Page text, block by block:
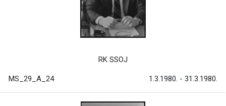
RK SSOJ
MS_29_A_24 1.3.1980. - 31.3.1980.